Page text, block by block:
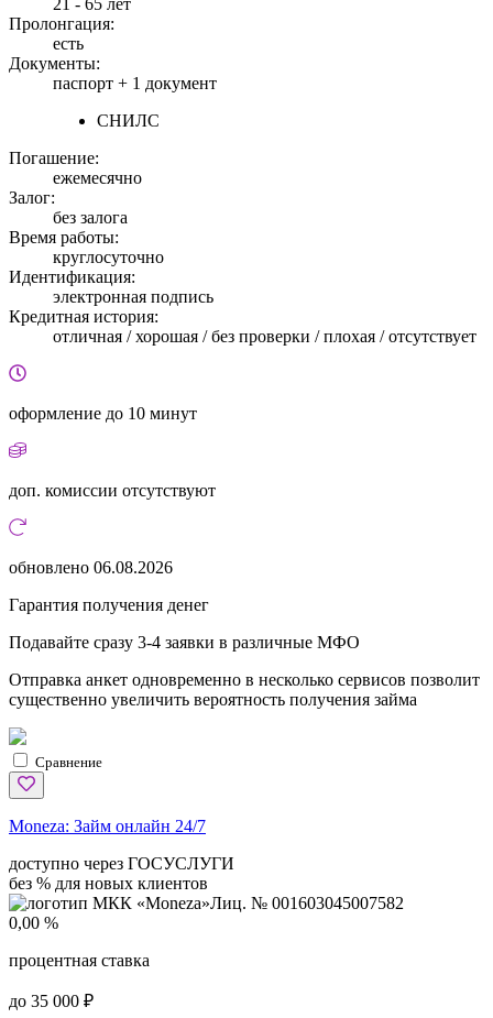
Пролонгация:
есть
Документы:
паспорт + 1 документ
СНИЛС
Погашение:
ежемесячно
Залог:
без залога
Время работы:
круглосуточно
Идентификация:
электронная подпись
Кредитная история:
отличная / хорошая / без проверки / плохая / отсутствует
оформление до 10 минут
доп. комиссии отсутствуют
обновлено 06.08.2026
Гарантия получения денег
Подавайте сразу 3-4 заявки в различные МФО
Отправка анкет одновременно в несколько сервисов позволит
существенно увеличить вероятность получения займа
Сравнение
Moneza: Займ онлайн 24/7
доступно через ГОСУСЛУГИ
без % для новых клиентов
Лиц. № 001603045007582
0,00 %
процентная ставка
до 35 000 ₽